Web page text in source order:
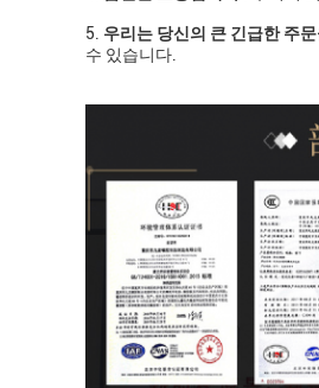
5. 우리는 당신의 큰 긴급한 주
수 있습니다.